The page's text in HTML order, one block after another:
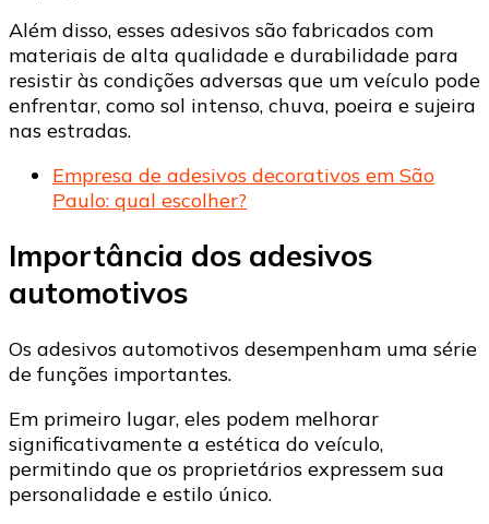
Além disso, esses adesivos são fabricados com
materiais de alta qualidade e durabilidade para
resistir às condições adversas que um veículo pode
enfrentar, como sol intenso, chuva, poeira e sujeira
nas estradas.
Empresa de adesivos decorativos em São
Paulo: qual escolher?
Importância dos adesivos
automotivos
Os adesivos automotivos desempenham uma série
de funções importantes.
Em primeiro lugar, eles podem melhorar
significativamente a estética do veículo,
permitindo que os proprietários expressem sua
personalidade e estilo único.